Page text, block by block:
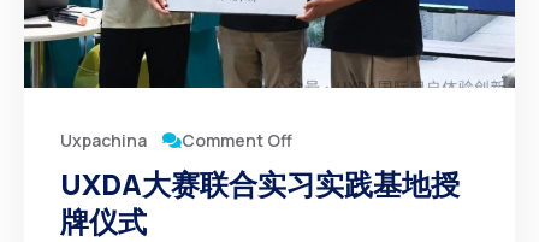
Uxpachina Comment Off
UXDA大赛联合实习实践基地授
牌仪式